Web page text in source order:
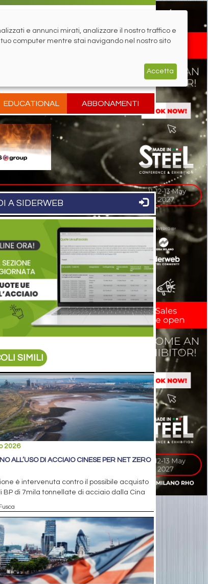
EDUCATIONAL ABBONAMENTI
A SIDERWEB
SIMILI
2026
ALL’USO DI ACCIAIO CINESE PER NET ZERO
è intervenuta contro il possibile acquisto
BP di 7mila tonnellate di acciaio dalla Cina
e annunci mirati, analizzare il nostro traffico e
computer mentre stai navigando nel nostro sito
Accetta